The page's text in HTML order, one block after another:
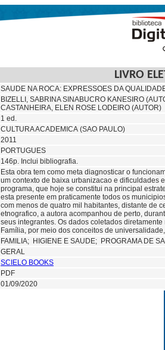
LIVRO
SAUDE NA ROCA: EXPRESSOES DA
BIZELLI, SABRINA SINABUCRO KANESIRO
CASTANHEIRA, ELEN ROSE LODEIRO (AUTOR)
1 ed.
CULTURA ACADEMICA (SAO PAULO)
2011
PORTUGUES
146p. Inclui bibliografia.
Esta obra tem como meta diagnosticar o
um contexto de baixa urbanizacao e dificuldades
programa, que hoje se constitui na principal
esta presente em praticamente todos os
com menos de quatro mil habitantes, distante de
etnografico, a autora acompanhou de perto,
seus integrantes. Os dados coletados
Família, por meio dos conceitos de
FAMILIA; HIGIENE E SAUDE; PROGRAMA DE
GERAL
SCIELO BOOKS
PDF
01/09/2020